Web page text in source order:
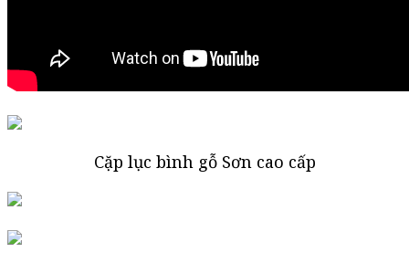
Cặp lục bình gỗ Sơn cao cấp